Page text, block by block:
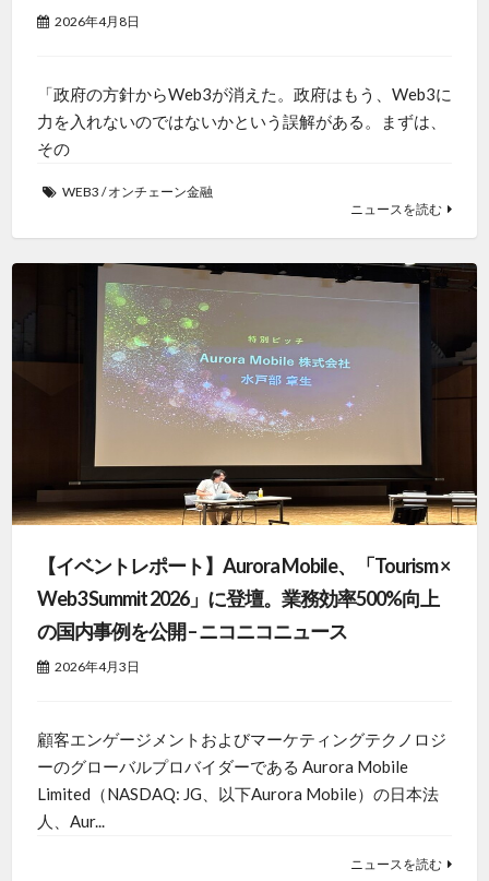
2026年4月8日
「政府の方針からWeb3が消えた。政府はもう、Web3に
力を入れないのではないかという誤解がある。まずは、
その
WEB3 /オンチェーン金融
ニュースを読む
【イベントレポート】Aurora Mobile、「Tourism ×
Web3 Summit 2026」に登壇。業務効率500%向上
の国内事例を公開 – ニコニコニュース
2026年4月3日
顧客エンゲージメントおよびマーケティングテクノロジ
ーのグローバルプロバイダーである Aurora Mobile
Limited（NASDAQ: JG、以下Aurora Mobile）の日本法
人、Aur...
ニュースを読む